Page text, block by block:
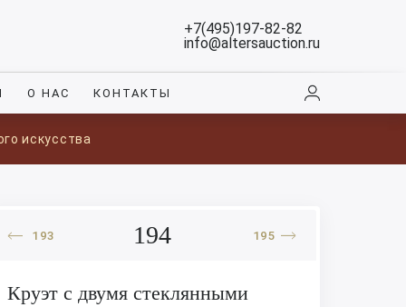
+7(495)197-82-82
info@altersauction.ru
О НАС КОНТАКТЫ
искусства
193 194 195
Круэт с двумя стеклянными